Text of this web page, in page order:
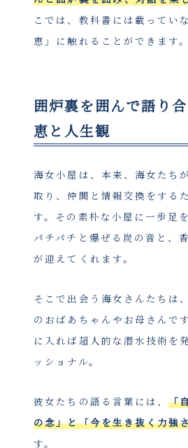
こでは、教科書には載ってい
恵」に触れることができます。
囲炉裏を囲んで語り
恵と人生観
海女小屋は、本来、海女たち
取り、仲間と情報交換をする
す。その素朴な小屋に一歩足
パチパチと爆ぜる炭の音と、
が迎えてくれます。
そこで出会う海女さんたちは
のおばあちゃんやお母さんで
に入れば超人的な潜水技術を
ッショナル。
彼女たちの語る言葉には、 「
の念」と「今を生き抜く力強
す。